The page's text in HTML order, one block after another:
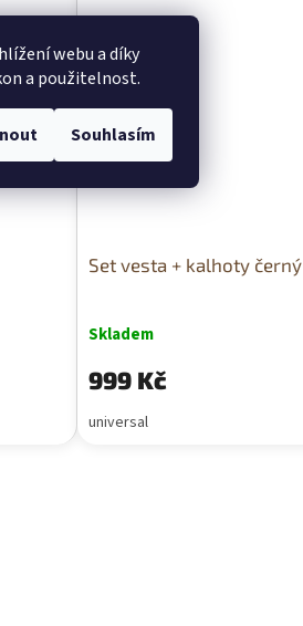
webu a díky
a použitelnost.
Souhlasím
Set vesta + kalhoty černý
Skladem
999 Kč
universal